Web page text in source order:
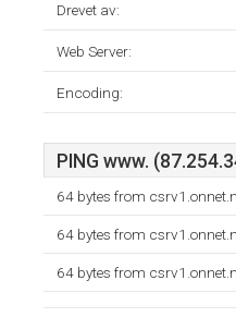
Drevet av:
Web Server:
Encoding:
PING www.
64 bytes from
64 bytes from
64 bytes from